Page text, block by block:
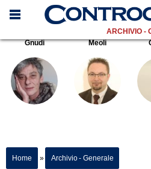
ARCHIVIO -
Gnudi
Meoli
Home » Archivio - Generale